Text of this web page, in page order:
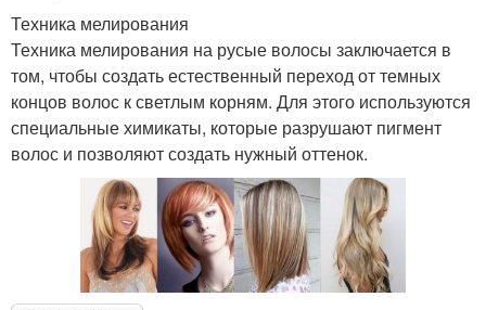
Техника мелирования
Техника мелирования на русые волосы заключается в
том, чтобы создать естественный переход от темных
концов волос к светлым корням. Для этого используются
специальные химикаты, которые разрушают пигмент
волос и позволяют создать нужный оттенок.